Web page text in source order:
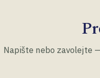
Napište nebo zavolejte